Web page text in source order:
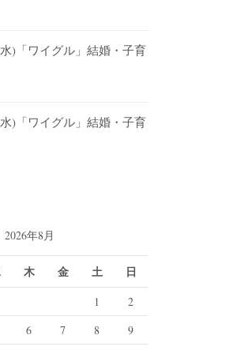
)「ワイグル」結婚・子育
)「ワイグル」結婚・子育
2026年8月
木 金 土 日
1
2
6 7 8
9